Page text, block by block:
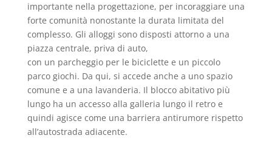
importante nella progettazione, per incoraggiare una
forte comunità nonostante la durata limitata del
complesso. Gli alloggi sono disposti attorno a una
piazza centrale, priva di auto,
con un parcheggio per le biciclette e un piccolo
parco giochi. Da qui, si accede anche a uno spazio
comune e a una lavanderia. Il blocco abitativo più
lungo ha un accesso alla galleria lungo il retro e
quindi agisce come una barriera antirumore rispetto
all’autostrada adiacente.